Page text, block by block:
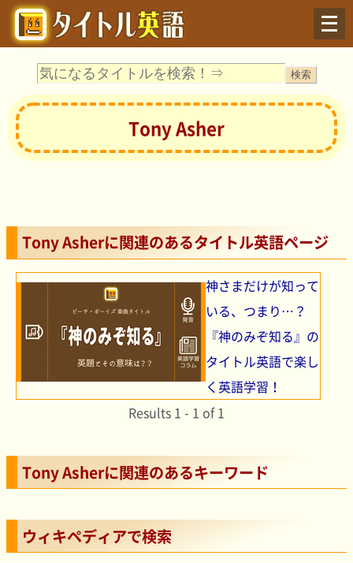
Menu
Tony Asher
Tony Asherに関連のあるタイトル英語ページ
神さまだけが知って
いる、つまり…？
『神のみぞ知る』の
タイトル英語で楽し
く英語学習！
Results 1 - 1 of 1
Tony Asherに関連のあるキーワード
ウィキペディアで検索